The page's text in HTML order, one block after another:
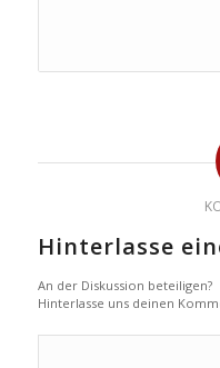
Hinterlasse
An der Diskussion beteiligen?
Hinterlasse uns deinen